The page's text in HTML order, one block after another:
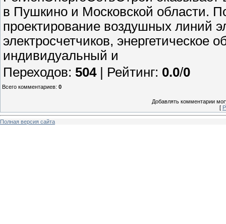
в Пушкино и Московской области.
проектирование воздушных линий
электросчетчиков,
индивидуальный и
Переходов: 504| Рейтинг: 0.0/0
Всего комментариев: 0
Добавлять комментарии
[
Полная версия сайта